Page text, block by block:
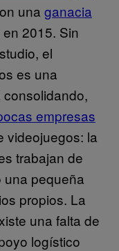
una ganacia
2015. Sin
el
es una
empresas
videojuegos: la
trabajan de
una pequeña
propios. La
una falta de
logístico